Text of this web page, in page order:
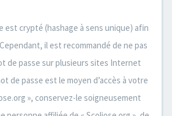
est crypté (hashage à sens unique) afin
il est recommandé de ne pas
de passe sur plusieurs sites Internet
de passe est le moyen d’accès à votre
», conservez-le soigneusement